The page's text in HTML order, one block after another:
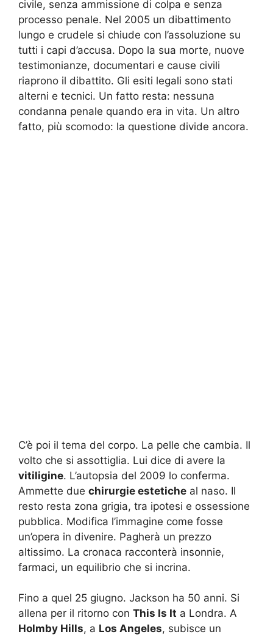
civile, senza ammissione di colpa e senza
processo penale. Nel 2005 un dibattimento
lungo e crudele si chiude con l’assoluzione su
tutti i capi d’accusa. Dopo la sua morte, nuove
testimonianze, documentari e cause civili
riaprono il dibattito. Gli esiti legali sono stati
alterni e tecnici. Un fatto resta: nessuna
condanna penale quando era in vita. Un altro
fatto, più scomodo: la questione divide ancora.
C’è poi il tema del corpo. La pelle che cambia. Il
volto che si assottiglia. Lui dice di avere la
vitiligine. L’autopsia del 2009 lo conferma.
Ammette due chirurgie estetiche al naso. Il
resto resta zona grigia, tra ipotesi e ossessione
pubblica. Modifica l’immagine come fosse
un’opera in divenire. Pagherà un prezzo
altissimo. La cronaca racconterà insonnie,
farmaci, un equilibrio che si incrina.
Fino a quel 25 giugno. Jackson ha 50 anni. Si
allena per il ritorno con This Is It a Londra. A
Holmby Hills, a Los Angeles, subisce un